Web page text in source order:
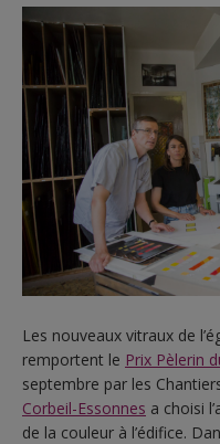
Les nouveaux vitraux de
remportent le Prix Pèlerin
septembre par les
Corbeil-Essonnes a choisi
de la couleur à l’édifice.